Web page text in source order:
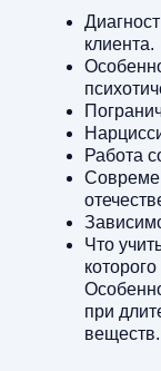
клиента.
Работа
Что
при
веществ.